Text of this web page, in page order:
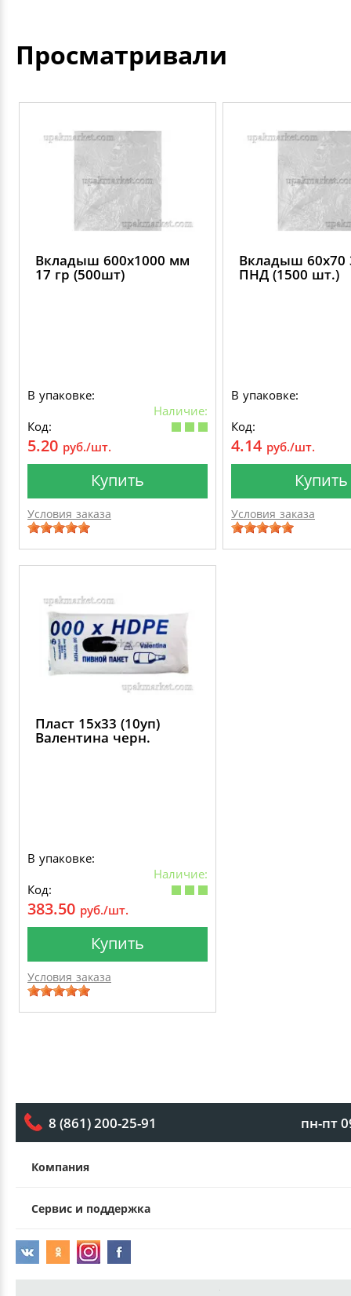
Просматривали
Вкладыш 600х1000 мм
17 гр (500шт)
В упаковке:
Наличие:
Код:
5.20 руб./шт.
Купить
Условия заказа
Вкладыш 60х70
ПНД (1500 шт.)
В упаковке:
Код:
4.14 руб./шт.
Купить
Условия заказа
Пласт 15х33 (10уп)
Валентина черн.
В упаковке:
Наличие:
Код:
383.50 руб./шт.
Купить
Условия заказа
8 (861) 200-25-91 пн-пт
Компания
Сервис и поддержка